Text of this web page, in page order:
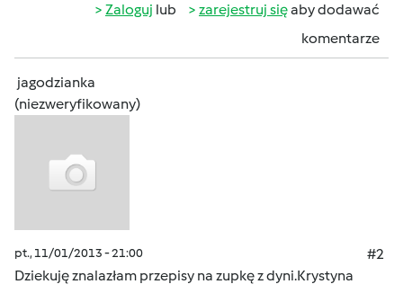
Zaloguj lub zarejestruj sięaby dodawać
komentarze
jagodzianka
(niezweryfikowany)
pt., 11/01/2013 - 21:00
#2
Dziekuję znalazłam przepisy na zupkę z dyni.Krystyna